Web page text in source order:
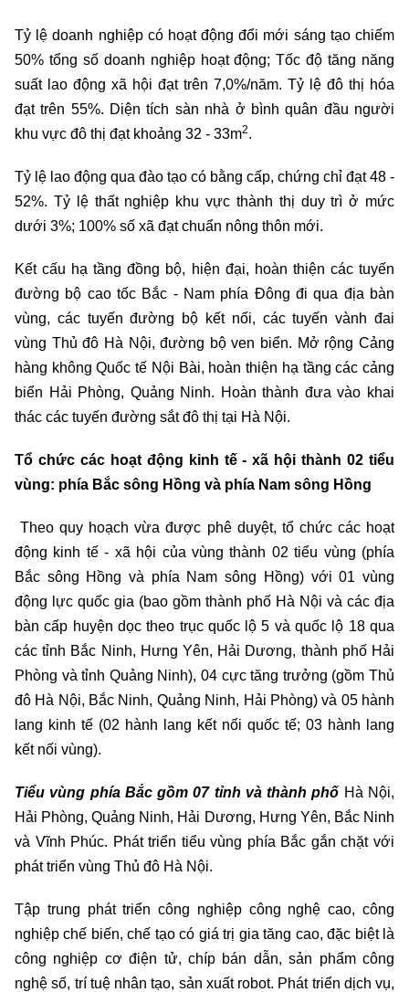
Tỷ lệ doanh nghiệp có hoạt động đổi mới sáng tạo chiếm
50% tổng số doanh nghiệp hoạt động; Tốc độ tăng năng
suất lao động xã hội đạt trên 7,0%/năm. Tỷ lệ đô thị hóa
đạt trên 55%. Diện tích sàn nhà ở bình quân đầu người
khu vực đô thị đạt khoảng 32 - 33m2.
Tỷ lệ lao động qua đào tạo có bằng cấp, chứng chỉ đạt 48 -
52%. Tỷ lệ thất nghiệp khu vực thành thị duy trì ở mức
dưới 3%; 100% số xã đạt chuẩn nông thôn mới.
Kết cấu hạ tầng đồng bộ, hiện đại, hoàn thiện các tuyến
đường bộ cao tốc Bắc - Nam phía Đông đi qua địa bàn
vùng, các tuyến đường bộ kết nối, các tuyến vành đai
vùng Thủ đô Hà Nội, đường bộ ven biển. Mở rộng Cảng
hàng không Quốc tế Nội Bài, hoàn thiện hạ tầng các cảng
biển Hải Phòng, Quảng Ninh. Hoàn thành đưa vào khai
thác các tuyến đường sắt đô thị tại Hà Nội.
Tổ chức các hoạt động kinh tế - xã hội thành 02 tiểu
vùng: phía Bắc sông Hồng và phía Nam sông Hồng
Theo quy hoạch vừa được phê duyệt, tổ chức các hoạt
động kinh tế - xã hội của vùng thành 02 tiểu vùng (phía
Bắc sông Hồng và phía Nam sông Hồng) với 01 vùng
động lực quốc gia (bao gồm thành phố Hà Nội và các địa
bàn cấp huyện dọc theo trục quốc lộ 5 và quốc lộ 18 qua
các tỉnh Bắc Ninh, Hưng Yên, Hải Dương, thành phố Hải
Phòng và tỉnh Quảng Ninh), 04 cực tăng trưởng (gồm Thủ
đô Hà Nội, Bắc Ninh, Quảng Ninh, Hải Phòng) và 05 hành
lang kinh tế (02 hành lang kết nối quốc tế; 03 hành lang
kết nối vùng).
Tiểu vùng phía Bắc gồm 07 tỉnh và thành phố Hà Nội,
Hải Phòng, Quảng Ninh, Hải Dương, Hưng Yên, Bắc Ninh
và Vĩnh Phúc. Phát triển tiểu vùng phía Bắc gắn chặt với
phát triển vùng Thủ đô Hà Nội.
Tập trung phát triển công nghiệp công nghệ cao, công
nghiệp chế biến, chế tạo có giá trị gia tăng cao, đặc biệt là
công nghiệp cơ điện tử, chíp bán dẫn, sản phẩm công
nghệ số, trí tuệ nhân tạo, sản xuất robot. Phát triển dịch vụ,